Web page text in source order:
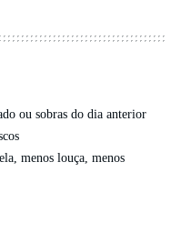
ou sobras do dia anterior
menos louça, menos